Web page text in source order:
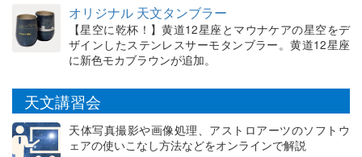
オリジナル 天文タンブラー
【星空に乾杯！】黄道12星座とマウナケアの星空をデ
ザインしたステンレスサーモタンブラー。黄道12星座
に新色モカブラウンが追加。
天文講習会
天体写真撮影や画像処理、アストロアーツのソフトウ
ェアの使いこなし方法などをオンラインで解説